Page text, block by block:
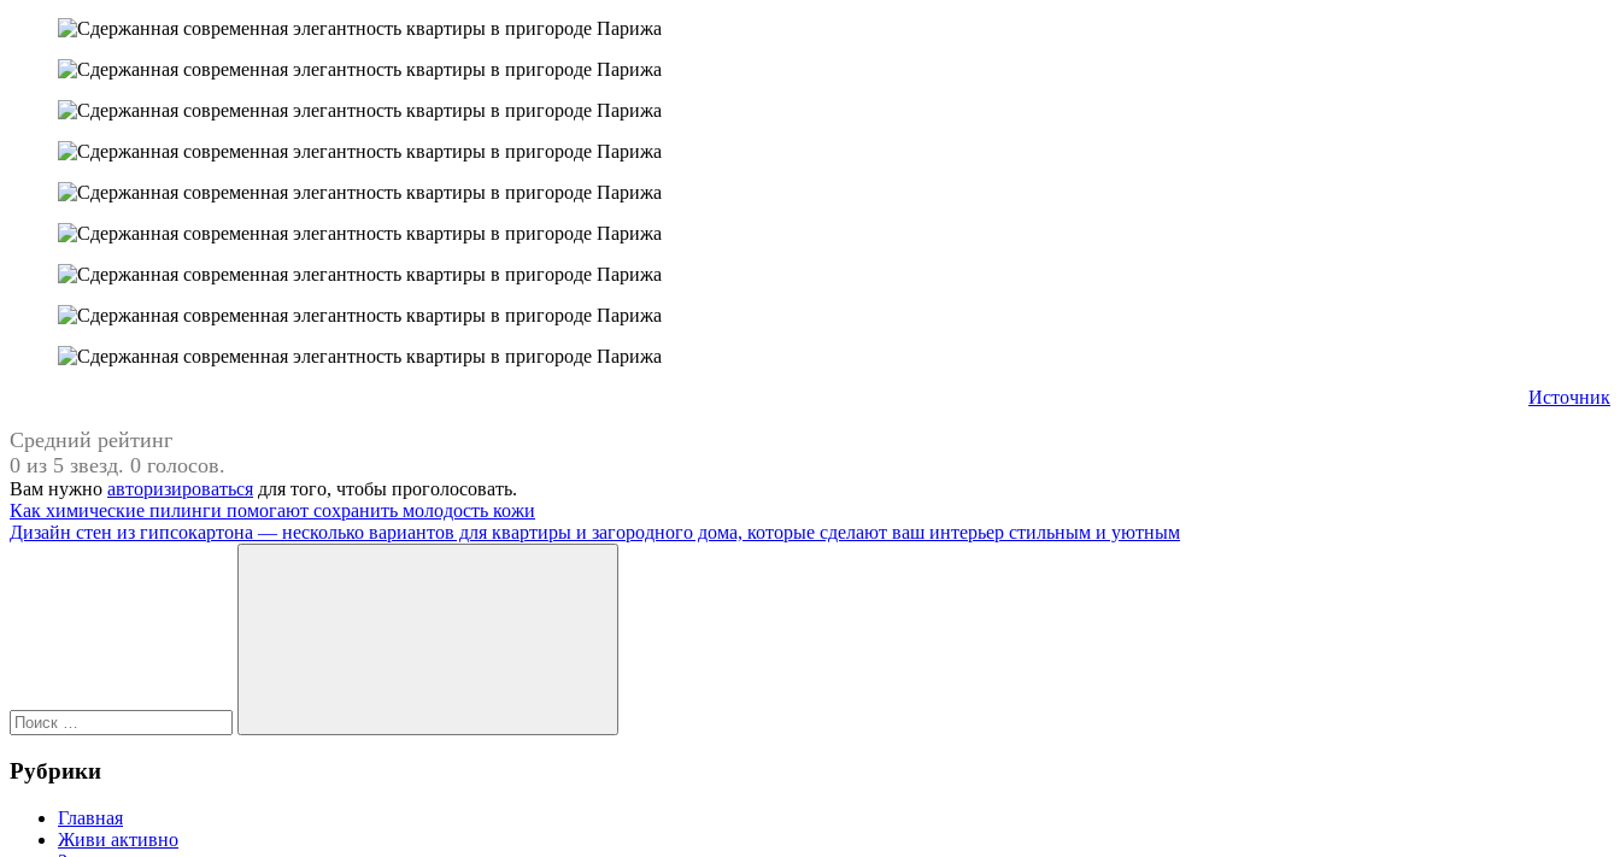
Источник
Средний рейтинг
0 из 5 звезд. 0 голосов.
Вам нужно авторизироваться для того, чтобы проголосовать.
бежевый
цвет
Навигация
по
Предыдущая
запись:
Как химические пилинги помогают сохранить молодость кожи
Следующая
Дизайн стен из гипсокартона — несколько вариантов для квартиры и загородного дома, которые сделают ваш интерьер стильным и уютным
Поиск
Рубрики
Главная
Живи активно